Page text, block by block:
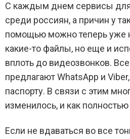
WhatsApp и
изменилось с
С каждым днем сервисы для
среди россиян, а причин у
помощью можно теперь уже
какие-то файлы, но еще и
вплоть до видеозвонков.
предлагают WhatsApp и
паспорту. В связи с этим
изменилось, и как
Если не вдаваться во все